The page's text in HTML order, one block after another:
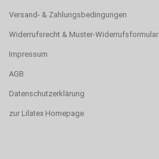
Versand- & Zahlungsbedingungen
Widerrufsrecht & Muster-Widerrufsformular
Impressum
AGB
Datenschutzerklärung
zur Lilatex Homepage